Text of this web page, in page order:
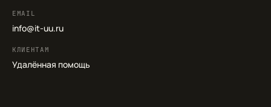
EMAIL
info@it-uu.ru
КЛИЕНТАМ
Удалённая помощь